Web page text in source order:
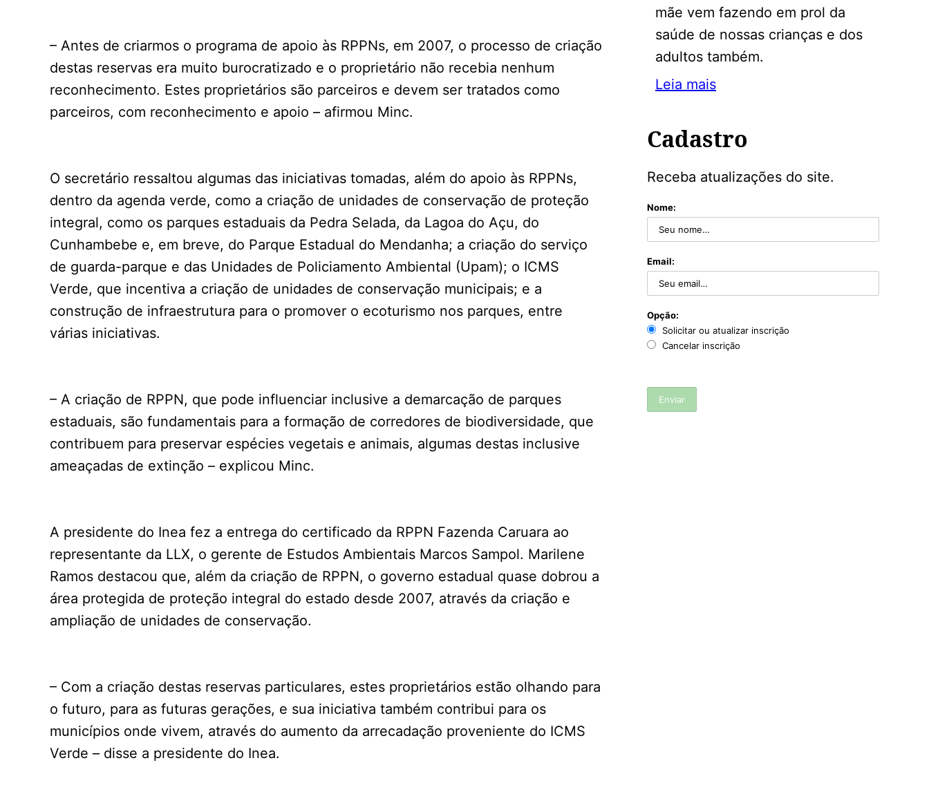
– Antes de criarmos o programa de apoio às RPPNs, em 2007, o processo de criação
destas reservas era muito burocratizado e o proprietário não recebia nenhum
reconhecimento. Estes proprietários são parceiros e devem ser tratados como
parceiros, com reconhecimento e apoio – afirmou Minc.
O secretário ressaltou algumas das iniciativas tomadas, além do apoio às RPPNs,
dentro da agenda verde, como a criação de unidades de conservação de proteção
integral, como os parques estaduais da Pedra Selada, da Lagoa do Açu, do
Cunhambebe e, em breve, do Parque Estadual do Mendanha; a criação do serviço
de guarda-parque e das Unidades de Policiamento Ambiental (Upam); o ICMS
Verde, que incentiva a criação de unidades de conservação municipais; e a
construção de infraestrutura para o promover o ecoturismo nos parques, entre
várias iniciativas.
– A criação de RPPN, que pode influenciar inclusive a demarcação de parques
estaduais, são fundamentais para a formação de corredores de biodiversidade, que
contribuem para preservar espécies vegetais e animais, algumas destas inclusive
ameaçadas de extinção – explicou Minc.
A presidente do Inea fez a entrega do certificado da RPPN Fazenda Caruara ao
representante da LLX, o gerente de Estudos Ambientais Marcos Sampol. Marilene
Ramos destacou que, além da criação de RPPN, o governo estadual quase dobrou a
área protegida de proteção integral do estado desde 2007, através da criação e
ampliação de unidades de conservação.
– Com a criação destas reservas particulares, estes proprietários estão olhando para
o futuro, para as futuras gerações, e sua iniciativa também contribui para os
municípios onde vivem, através do aumento da arrecadação proveniente do ICMS
Verde – disse a presidente do Inea.
mãe vem fazendo em prol da
saúde de nossas crianças e dos
adultos também.
Leia mais
Cadastro
Receba atualizações do site.
Nome:
Email:
Opção:
Solicitar ou atualizar inscrição
Cancelar inscrição